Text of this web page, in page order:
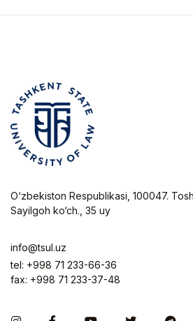
O‘zbekiston Respublikasi, 100047.
Sayilgoh ko‘ch., 35 uy
info@tsul.uz
tel: +998 71 233-66-36
fax: +998 71 233-37-48